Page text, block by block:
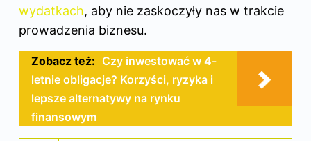
wydatkach, aby nie zaskoczyły nas w trakcie
prowadzenia biznesu.
Zobacz też: Czy inwestować w 4-
letnie obligacje? Korzyści, ryzyka i
lepsze alternatywy na rynku
finansowym